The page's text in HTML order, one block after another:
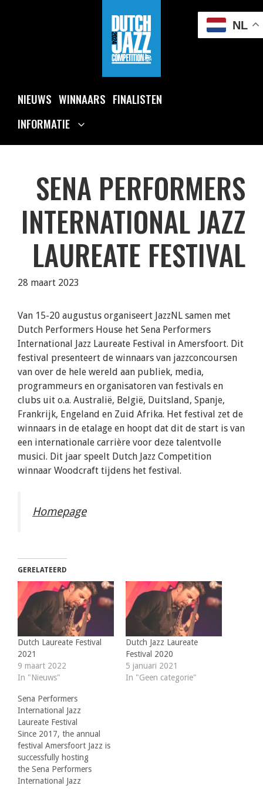
NIEUWS WINNAARS FINALISTEN
INFORMATIE
SENA PERFORMERS
INTERNATIONAL JAZZ
LAUREATE FESTIVAL
28 maart 2023
Van 15-20 augustus organiseert JazzNL samen met
Dutch Performers House het Sena Performers
International Jazz Laureate Festival in Amersfoort. Dit
festival presenteert de winnaars van jazzconcoursen
van over de hele wereld aan publiek, media,
programmeurs en organisatoren van festivals en
clubs uit o.a. Australië, België, Duitsland, Spanje,
Frankrijk, Engeland en Zuid Afrika. Het festival zet de
winnaars in de etalage en hoopt dat dit de start is van
een internationale carrière voor deze talentvolle
musici. Dit jaar speelt Dutch Jazz Competition
winnaar Woodcraft tijdens het festival.
Homepage
GERELATEERD
Dutch Laureate Festival
2021
9 maart 2022
In "Nieuws"
Dutch Jazz Laureate
Festival 2020
5 januari 2021
In "Geen categorie"
Sena Performers
International Jazz
Laureate Festival
Since 2017, the annual
festival Amersfoort Jazz is
successfully hosting
the Sena Performers
International Jazz
NL